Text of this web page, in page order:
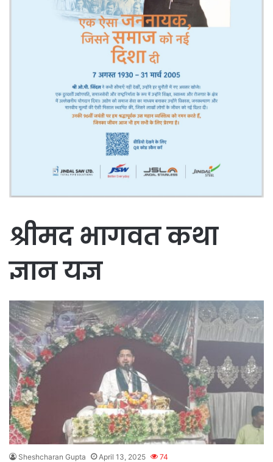
श्रीमद भागवत कथा
ज्ञान यज्ञ
Sheshcharan Gupta April 13, 2025 74